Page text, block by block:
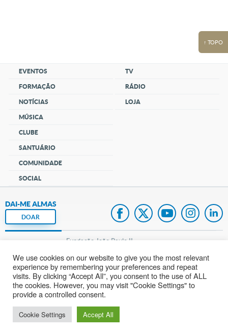
↑ TOPO
EVENTOS
FORMAÇÃO
NOTÍCIAS
MÚSICA
CLUBE
SANTUÁRIO
COMUNIDADE
SOCIAL
TV
RÁDIO
LOJA
DAI-ME ALMAS
DOAR
Fundação João Paulo II
Pedido de Oração
Mapa do site
cancaonova.com© 2002 – 2026Todos os direitos reservados.
We use cookies on our website to give you the most relevant
experience by remembering your preferences and repeat
visits. By clicking “Accept All”, you consent to the use of ALL
the cookies. However, you may visit "Cookie Settings" to
provide a controlled consent.
Cookie Settings Accept All